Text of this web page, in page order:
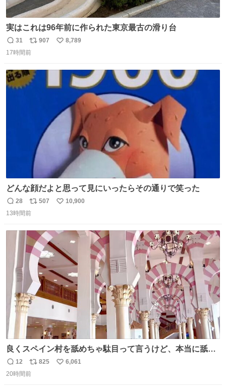
実はこれは96年前に作られた東京最古の滑り台
返
信
31
リ
ポ
ト
数
907
い
8,789
17時間前
どんな顔だよと思って見にいったらその通りで笑った
返
信
28
リ
ポ
ト
数
507
い
10,900
13時間前
良くスペイン村を舐めちゃ駄目って言うけど、本当に舐め
ちゃ行けないのはスペィン村ホテル🏛🏨 だってロビーから
中庭抜けるだけでこの有様🤩 ディズニーホテル泊まってる
返
信
12
リ
ポ
825
い
6,061
20時間前